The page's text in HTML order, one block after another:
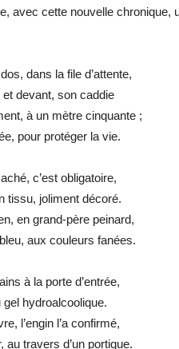
avec cette nouvelle chronique,
dans la file d’attente,
et devant, son caddie
à un mètre cinquante ;
pour protéger la vie.
c’est obligatoire,
tissu, joliment décoré.
en grand-père peinard,
aux couleurs fanées.
à la porte d’entrée,
gel hydroalcoolique.
l’engin l’a confirmé,
au travers d’un portique.